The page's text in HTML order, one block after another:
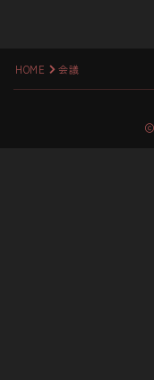
HOME 会議